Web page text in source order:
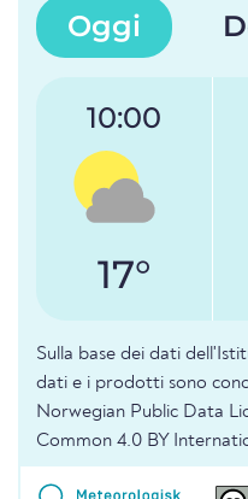
Oggi
10:00
17°
Sulla base dei dati
dati e i prodotti sono
Norwegian Public Data
Common 4.0 BY